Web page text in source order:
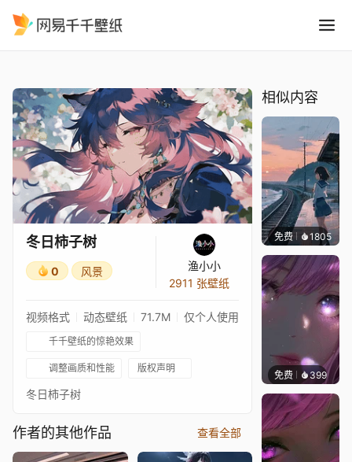
冬日柿子树
0 风景
渔小小
2911 张壁纸
视频格式 动态壁纸 71.7M 仅个人使用
千千壁纸的惊艳效果
调整画质和性能 版权声明
冬日柿子树
作者的其他作品 查看全部
相似内容
免费 1805辰东
免费 399辰东